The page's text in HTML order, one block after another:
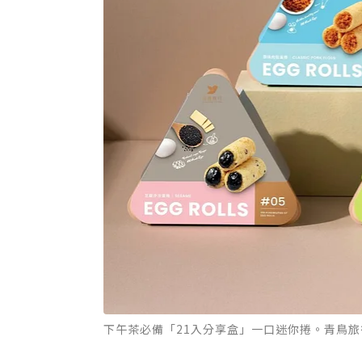
下午茶必備「21入分享盒」一口迷你捲。青鳥